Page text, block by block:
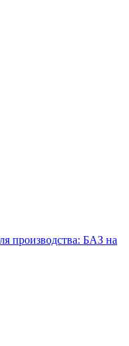
производства: БАЗ на